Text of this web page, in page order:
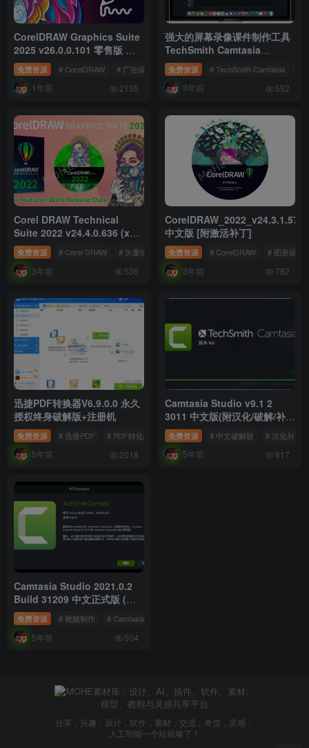
CorelDRAW Graphics Suite
2025 v26.0.0.101 零售版 专
业的矢量设计软件
免费资源 # CorelDRAW # 广告设计 # 商业设计
1年前 2135
强大的屏幕录像课件制作工具
TechSmith Camtasia
2023.1.0.46311 Win中文破解
版免费资源 # TechSmith Camtasia
3年前 552
Corel DRAW Technical
Suite 2022 v24.4.0.636 (x64)
多语言版
免费资源 # Corel DRAW # 矢量绘图工具 # 矢量绘图软件
3年前 536
中文版 [附激活补丁]
免费资源 # CorelDRAW # 图形设计
3年前 782
迅捷PDF转换器V6.9.0.0 永久
授权终身破解版+注册机
免费资源 # 迅捷PDF # PDF转化器 # PDF转换器破解版
5年前 2018
Camtasia Studio v9.1 2
3011 中文版(附汉化/破解/补
丁)
免费资源 # 中文破解版 # 汉化补丁
5年前 817
Camtasia Studio 2021.0.2
Build 31209 中文正式版 (含
激活补丁)
免费资源 # 视频制作 # Camtasia Studio
5年前 504
分享，兴趣，设计，软件，素材，交流，奇货，灵感，
人工智能一个站就够了！